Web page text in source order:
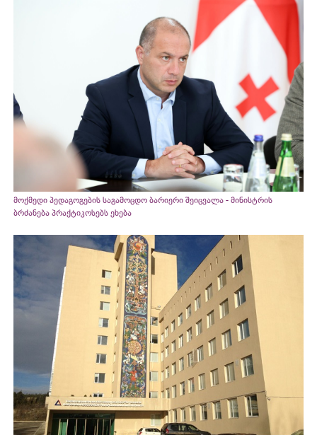
მოქმედი პედაგოგების საგამოცდო ბარიერი შეიცვალა - მინისტრის
ბრძანება პრაქტიკოსებს ეხება